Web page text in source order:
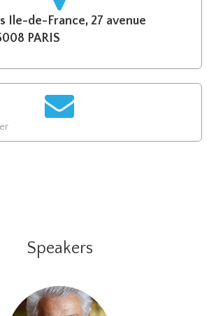
Ile-de-France, 27 avenue
PARIS
Speakers